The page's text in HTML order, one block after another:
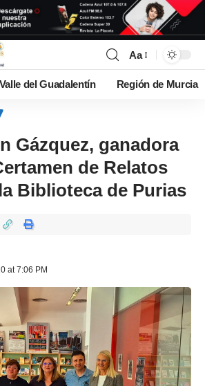
Aa
Valle del Guadalentín Región de Murcia
Gázquez, ganadora
de Relatos
Biblioteca de Purias
at 7:06 PM